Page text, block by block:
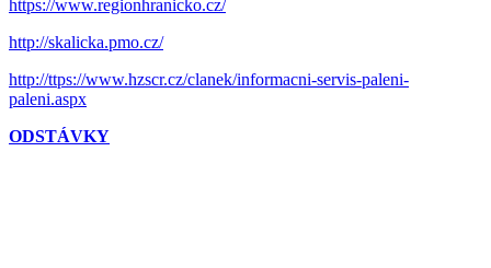
https://www.regionhranicko.cz/
http://skalicka.pmo.cz/
http://ttps://www.hzscr.cz/clanek/informacni-servis-paleni-
paleni.aspx
ODSTÁVKY